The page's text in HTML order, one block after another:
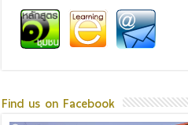
Find us on Facebook